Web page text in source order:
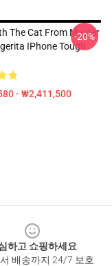
The Cat From Master
IPhone Tough
- ₩2,411,500
-20%
하고 쇼핑하세요
배송까지 24/7 보호